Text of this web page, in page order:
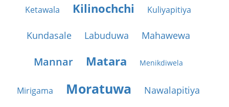
Ketawala Kilinochchi Kuliyapitiya
Kundasale Labuduwa Mahawewa
Mannar Matara Menikdiwela
Mirigama Moratuwa Nawalapitiya